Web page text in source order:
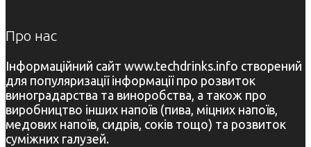
Про нас
Інформаційний сайт www.techdrinks.info створений
для популяризації інформації про розвиток
виноградарства та виноробства, а також про
виробництво інших напоїв (пива, міцних напоїв,
медових напоїв, сидрів, соків тощо) та розвиток
суміжних галузей.